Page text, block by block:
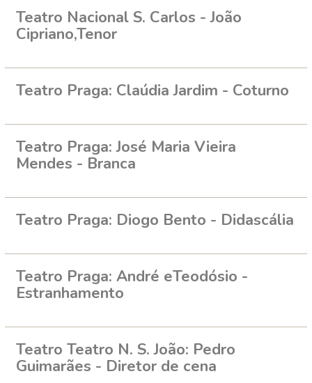
Teatro Nacional S. Carlos - João
Cipriano,Tenor
Teatro Praga: Claúdia Jardim - Coturno
Teatro Praga: José Maria Vieira
Mendes - Branca
Teatro Praga: Diogo Bento - Didascália
Teatro Praga: André eTeodósio -
Estranhamento
Teatro Teatro N. S. João: Pedro
Guimarães - Diretor de cena